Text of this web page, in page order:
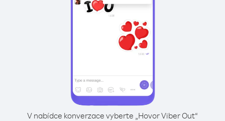
V nabídce konverzace vyberte „Hovor Viber Out“